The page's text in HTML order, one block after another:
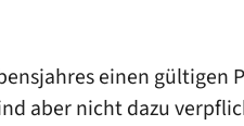
einen gültigen
aber nicht dazu